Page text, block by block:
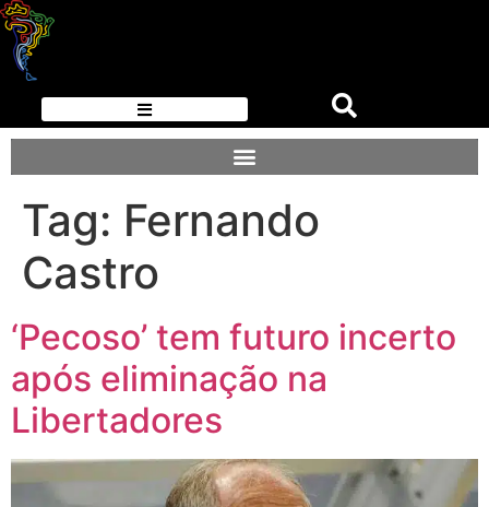
Tag: Fernando
Castro
‘Pecoso’ tem futuro incerto
após eliminação na
Libertadores